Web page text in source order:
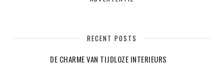
RECENT POSTS
DE CHARME VAN TIJDLOZE INTERIEURS